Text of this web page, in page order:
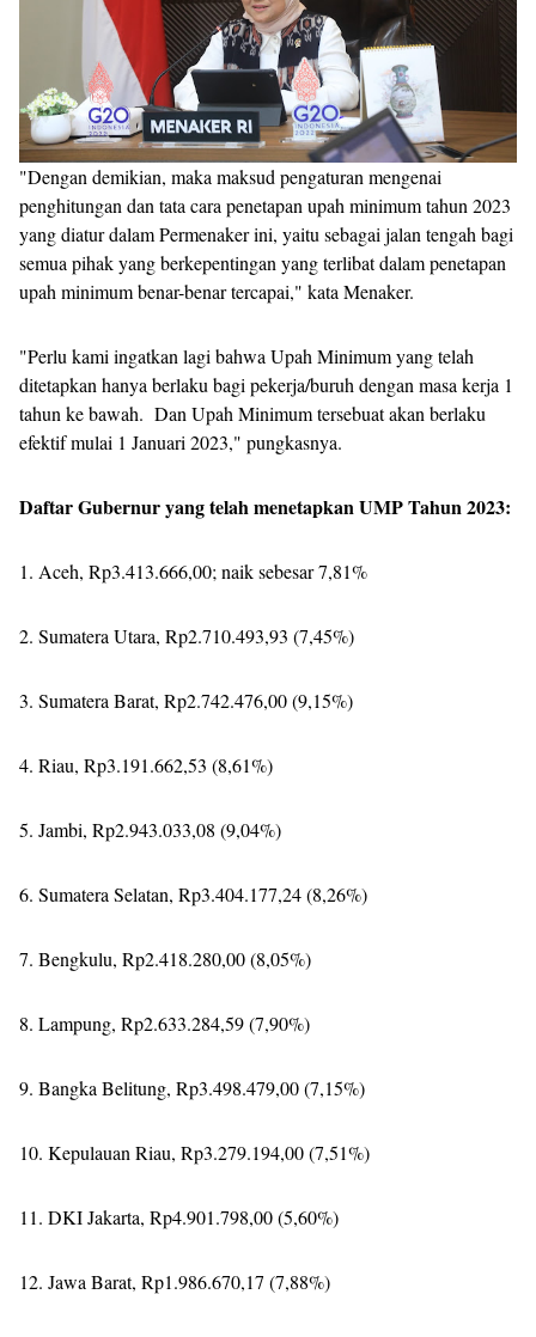
"Dengan demikian, maka maksud pengaturan mengenai
penghitungan dan tata cara penetapan upah minimum tahun 2023
yang diatur dalam Permenaker ini, yaitu sebagai jalan tengah bagi
semua pihak yang berkepentingan yang terlibat dalam penetapan
upah minimum benar-benar tercapai," kata Menaker.
"Perlu kami ingatkan lagi bahwa Upah Minimum yang telah
ditetapkan hanya berlaku bagi pekerja/buruh dengan masa kerja 1
tahun ke bawah. Dan Upah Minimum tersebuat akan berlaku
efektif mulai 1 Januari 2023," pungkasnya.
Daftar Gubernur yang telah menetapkan UMP Tahun 2023:
1. Aceh, Rp3.413.666,00; naik sebesar 7,81%
2. Sumatera Utara, Rp2.710.493,93 (7,45%)
3. Sumatera Barat, Rp2.742.476,00 (9,15%)
4. Riau, Rp3.191.662,53 (8,61%)
5. Jambi, Rp2.943.033,08 (9,04%)
6. Sumatera Selatan, Rp3.404.177,24 (8,26%)
7. Bengkulu, Rp2.418.280,00 (8,05%)
8. Lampung, Rp2.633.284,59 (7,90%)
9. Bangka Belitung, Rp3.498.479,00 (7,15%)
10. Kepulauan Riau, Rp3.279.194,00 (7,51%)
11. DKI Jakarta, Rp4.901.798,00 (5,60%)
12. Jawa Barat, Rp1.986.670,17 (7,88%)